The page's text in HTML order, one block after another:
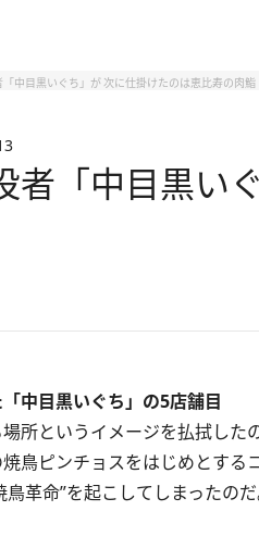
中目黒いぐち」が 次に仕掛けたのは恵比寿の肉鮨
者「中目黒い
中目黒いぐち」の5店舗目
所というイメージを払拭した
鳥ピンチョスをはじめとする
革命”を起こしてしまったの